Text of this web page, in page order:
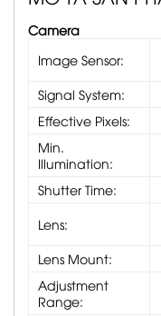
Camera
Image Sensor:
Signal System:
Effective Pixels:
Min.
Illumination:
Shutter Time:
Lens:
Lens Mount:
Adjustment
Range: